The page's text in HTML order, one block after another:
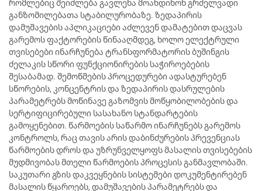
რომლებიც შეიძლება გავლენა მოახდინონ გრძელვადი
განზომილებათა სტაბილურობაზე. ზედაპირის
დამუშავების აპლიკაციები აძლევენ დამატებით დაცვას
გარემოს ფაქტორების წინააღმდეგ, ხოლო ელექტრული
თვისებები ინარჩუნება ტრანსფორმატორის ბუშინგის
ძელაკის სწორი ფუნქციონირების საჭიროებების
შესაბამად. შემოწმების პროცედურები ადასტურებენ
სწორების, კონცენტრის და ზედაპირის დასრულების
პარამეტრებს მოწინავე გაზომვის მოწყობილობების და
სერტიფიცირებული სასახანო სტანდარტების
გამოყენებით. წარმოების საწარმო ინარჩუნებს გარემოს
კონტროლს, რაც თავის არის დაბინძურების პრევენციას
წარმოების დროს და უზრუნველყოფს მასალის თვისებების
მუდმივობას მთელი წარმოების პროცესის განმავლობაში.
საკუთარი გზის დაკვეყნების სისტემები დოკუმენტირებენ
მასალის წყაროებს, დამუშავების პარამეტრებს და